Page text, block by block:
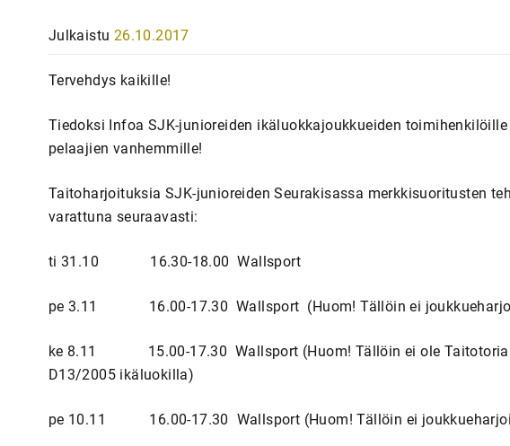
Julkaistu 26.10.2017
Tervehdys kaikille!
Tiedoksi Infoa SJK-junioreiden ikäluokkajoukkueiden
pelaajien vanhemmille!
Taitoharjoituksia SJK-junioreiden Seurakisassa merkkisuoritusten
varattuna seuraavasti:
ti 31.10 16.30-18.00 Wallsport
pe 3.11 16.00-17.30 Wallsport (Huom! Tällöin ei
ke 8.11 15.00-17.30 Wallsport (Huom! Tällöin ei ole Taitotoria
D13/2005 ikäluokilla)
pe 10.11 16.00-17.30 Wallsport (Huom! Tällöin ei